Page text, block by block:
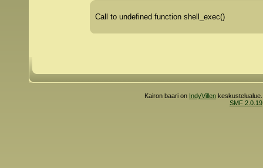
Call to undefined function shell_exec()
Kairon baari on IndyVillen
SMF 2.0.19